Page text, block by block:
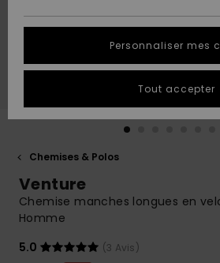
A
Découvrir
A
Découvrir
tailles
conversation
obtenir la
à votre
question.
une
conversation
QUIKSILVER
Chemises & Polos
Venture
Chemise manches longues en
Homme
5.0
(3 Avis)
Personnaliser mes
Tout accepter